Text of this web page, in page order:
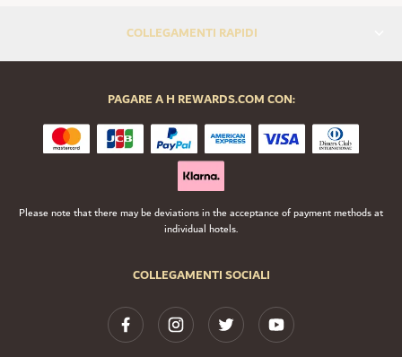
COLLEGAMENTI RAPIDI
COLLEGAMENTI SOCIALI
PAGARE A H REWARDS.COM CON:
Please note that there may be deviations in the acceptance of payment methods at
individual hotels.